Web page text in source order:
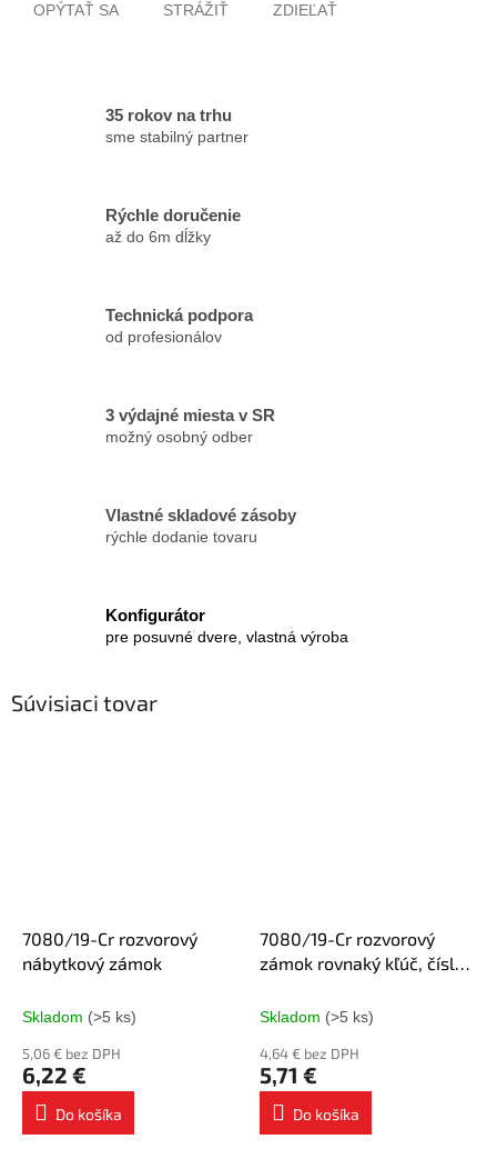
OPÝTAŤ SA STRÁŽIŤ ZDIEĽAŤ
35 rokov na trhu
sme stabilný partner
Rýchle doručenie
až do 6m dĺžky
Technická podpora
od profesionálov
3 výdajné miesta v SR
možný osobný odber
Vlastné skladové zásoby
rýchle dodanie tovaru
Konfigurátor
pre posuvné dvere, vlastná výroba
Súvisiaci tovar
7080/19-Cr rozvorový
nábytkový zámok
Skladom (>5 ks)
5,06 € bez DPH
6,22 €
Do košíka
7080/19-Cr rozvorový
zámok rovnaký kľúč, číslo
Skladom (>5 ks)
4,64 € bez DPH
5,71 €
Do košíka